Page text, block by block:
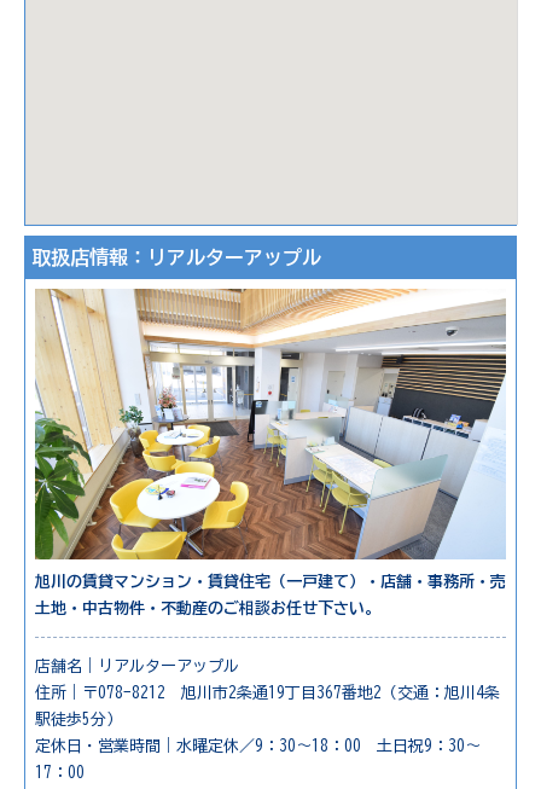
取扱店情報：リアルターアップル
旭川の賃貸マンション・賃貸住宅（一戸建て）・店舗・事務所・売
土地・中古物件・不動産のご相談お任せ下さい。
店舗名｜リアルターアップル
住所｜〒078-8212 旭川市2条通19丁目367番地2（交通：旭川4条
駅徒歩5分）
定休日・営業時間｜水曜定休／9：30～18：00 土日祝9：30～
17：00